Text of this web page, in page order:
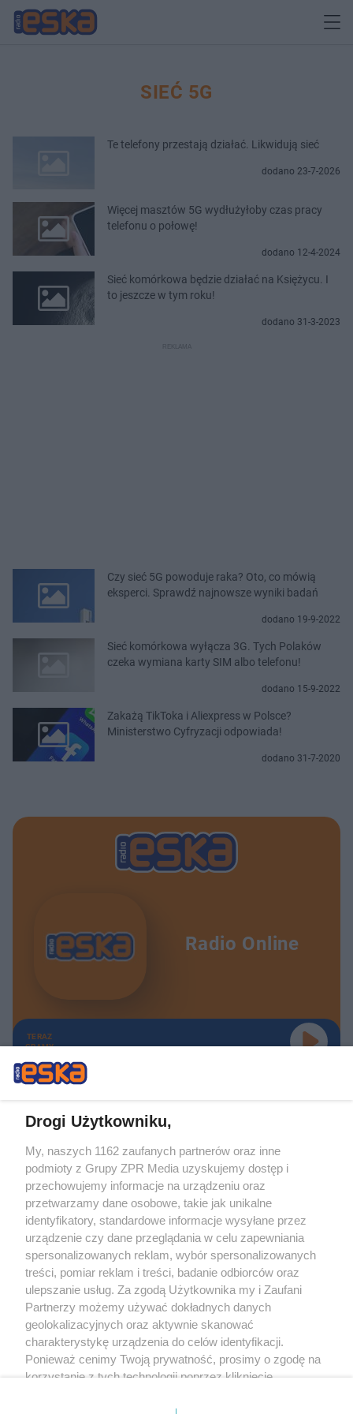
SIEĆ 5G
Te telefony przestają działać. Likwidują sieć
dodano 23-7-2026
Więcej masztów 5G wydłużyłoby czas pracy
telefonu o połowę!
dodano 12-4-2024
Sieć komórkowa będzie działać na Księżycu. I
to jeszcze w tym roku!
dodano 31-3-2023
Czy sieć 5G powoduje raka? Oto, co mówią
eksperci. Sprawdź najnowsze wyniki badań
dodano 19-9-2022
Sieć komórkowa wyłącza 3G. Tych Polaków
czeka wymiana karty SIM albo telefonu!
dodano 15-9-2022
Zakażą TikToka i Aliexpress w Polsce?
Ministerstwo Cyfryzacji odpowiada!
dodano 31-7-2020
Radio Online
TERAZ
GRAMY
Żaden utwór zamieszczony w serwisie nie może być powielany i
rozpowszechniany lub dalej rozpowszechniany w jakikolwiek sposób (w
tym także elektroniczny lub mechaniczny) na jakimkolwiek polu
eksploatacji w jakiejkolwiek formie, włącznie z umieszczaniem w Internecie
bez pisemnej zgody właściciela praw. Jakiekolwiek użycie lub
wykorzystanie utworów w całości lub w części z naruszeniem prawa, tzn.
bez właściwej zgody, jest zabronione pod groźbą kary i może być ścigane
prawnie.
O nas
Drogi Użytkowniku,
My, naszych 1162 zaufanych partnerów oraz inne
podmioty z Grupy ZPR Media uzyskujemy dostęp i
przechowujemy informacje na urządzeniu oraz
przetwarzamy dane osobowe, takie jak unikalne
identyfikatory, standardowe informacje wysyłane przez
urządzenie czy dane przeglądania w celu zapewniania
spersonalizowanych reklam, wybór spersonalizowanych
treści, pomiar reklam i treści, badanie odbiorców oraz
ulepszanie usług. Za zgodą Użytkownika my i Zaufani
Partnerzy możemy używać dokładnych danych
geolokalizacyjnych oraz aktywnie skanować
charakterystykę urządzenia do celów identyfikacji.
Ponieważ cenimy Twoją prywatność, prosimy o zgodę na
korzystanie z tych technologii poprzez kliknięcie
zmienić/wycofać klikając przycisk ustawień prywatności